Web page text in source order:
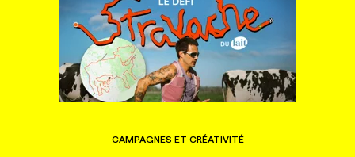
CAMPAGNES ET CRÉATIVITÉ